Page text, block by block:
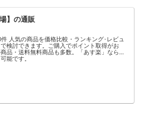
】の通販
人気の商品を価格比較・ランキング･レビュ
検討できます。ご購入でポイント取得がお
品・送料無料商品も多数。「あす楽」なら翌
能です。